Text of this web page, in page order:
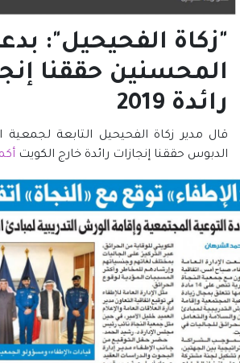
"زكاة الفحيحيل":
المحسنين حققنا
رائدة 2019
قال مدير زكاة الفحيحيل التابعة لجمعية
الدبوس حققنا إنجازات رائدة خارج الكويت